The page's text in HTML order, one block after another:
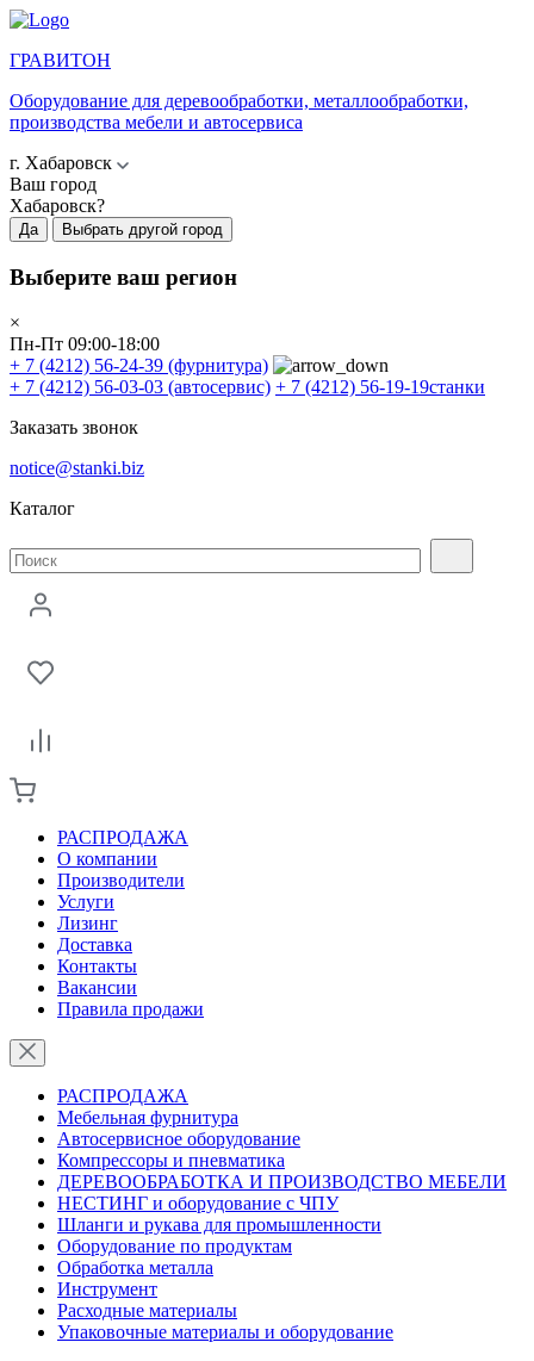
ГРАВИТОН
Оборудование для деревообработки, металлообработки,
производства мебели и автосервиса
г. Хабаровск
Ваш город
Хабаровск?
Да Выбрать другой город
Выберите ваш регион
×
Пн-Пт 09:00-18:00
+ 7 (4212) 56-24-39 (фурнитура)
+ 7 (4212) 56-03-03 (автосервис) + 7 (4212) 56-19-19станки
Заказать звонок
notice@stanki.biz
Каталог
РАСПРОДАЖА
О компании
Производители
Услуги
Лизинг
Доставка
Контакты
Вакансии
Правила продажи
РАСПРОДАЖА
Мебельная фурнитура
Автосервисное оборудование
Компрессоры и пневматика
ДЕРЕВООБРАБОТКА И ПРОИЗВОДСТВО МЕБЕЛИ
НЕСТИНГ и оборудование с ЧПУ
Шланги и рукава для промышленности
Оборудование по продуктам
Обработка металла
Инструмент
Расходные материалы
Упаковочные материалы и оборудование